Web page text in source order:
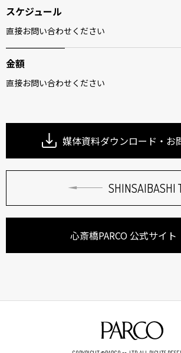
スケジュール
直接お問い合わせください
金額
直接お問い合わせください
媒体資料ダウンロード・お
SHINSAIBASHI
心斎橋PARCO 公式サイト